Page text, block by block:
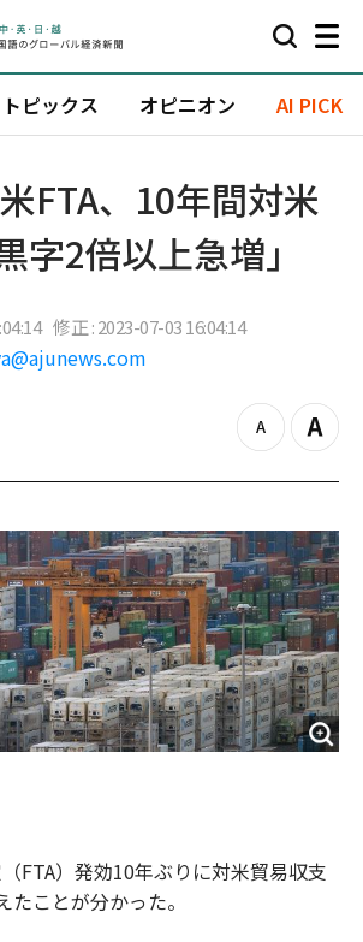
トピックス オピニオン AI PICK
FTA、10年間対米
字2倍以上急増」
修正 : 2023-07-03 16:04:14
z
o
o
u
t
Z
o
i
n
FTA）発効10年ぶりに対米貿易収支
ことが分かった。